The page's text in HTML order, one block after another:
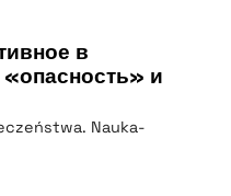
в
и
Nauka-